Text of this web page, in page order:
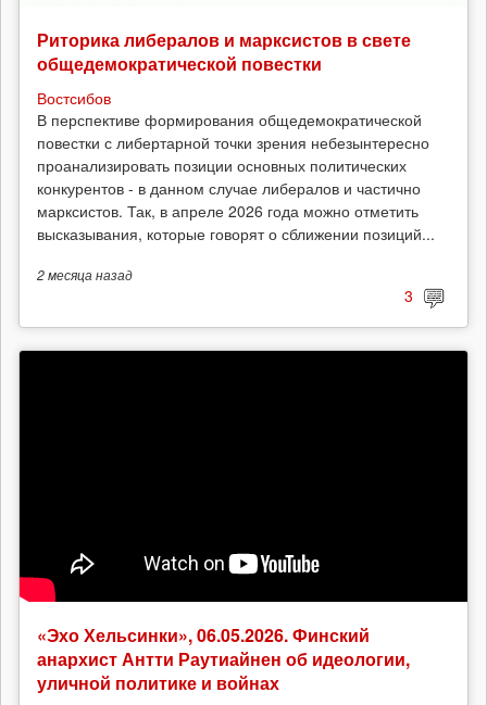
Риторика либералов и марксистов в свете
общедемократической повестки
Востсибов
В перспективе формирования общедемократической
повестки с либертарной точки зрения небезынтересно
проанализировать позиции основных политических
конкурентов - в данном случае либералов и частично
марксистов. Так, в апреле 2026 года можно отметить
высказывания, которые говорят о сближении позиций...
2 месяцаназад
3
«Эхо Хельсинки», 06.05.2026. Финский
анархист Антти Раутиайнен об идеологии,
уличной политике и войнах